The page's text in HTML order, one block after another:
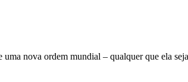
nova ordem mundial – qualquer que ela